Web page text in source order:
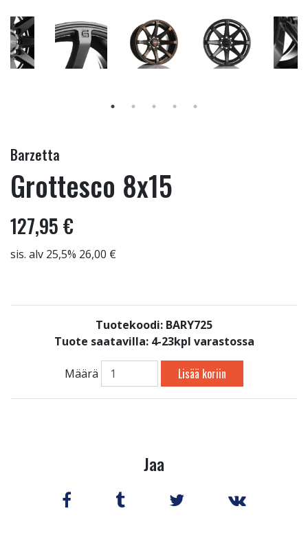
Barzetta
Grottesco 8x15
127,95 €
sis. alv 25,5% 26,00 €
Tuotekoodi: BARY725
Tuote saatavilla: 4-23kpl varastossa
Määrä Lisää koriin
Jaa